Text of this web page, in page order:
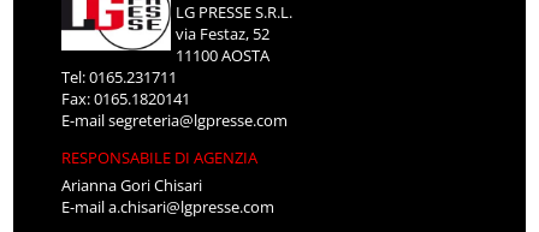
LG PRESSE S.R.L.
via Festaz, 52
11100 AOSTA
Tel: 0165.231711
Fax: 0165.1820141
E-mailsegreteria@lgpresse.com
RESPONSABILE DI AGENZIA
Arianna Gori Chisari
E-maila.chisari@lgpresse.com